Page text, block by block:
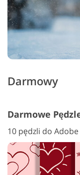
Darmowy
Darmowe
10 pędzli do